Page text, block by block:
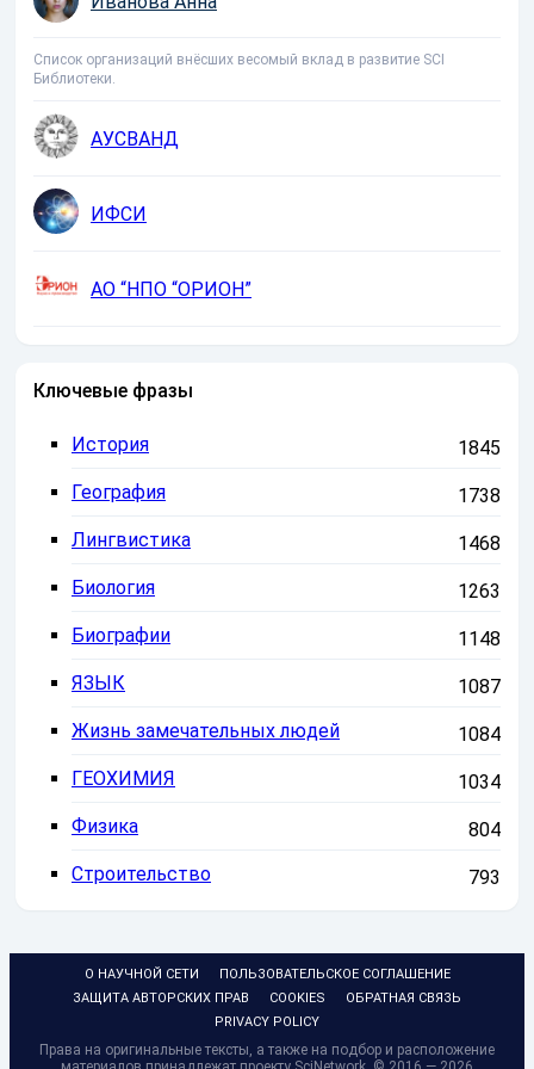
Список организаций внёсших весомый вклад в развитие SCI
Библиотеки.
АУСВАНД
ИФСИ
АО “НПО “ОРИОН”
Ключевые фразы
История
1845
География
1738
Лингвистика
1468
Биология
1263
Биографии
1148
ЯЗЫК
1087
Жизнь замечательных людей
1084
ГЕОХИМИЯ
1034
Физика
804
Строительство
793
О НАУЧНОЙ СЕТИ
ПОЛЬЗОВАТЕЛЬСКОЕ СОГЛАШЕНИЕ
ЗАЩИТА АВТОРСКИХ ПРАВ
COOKIES
ОБРАТНАЯ СВЯЗЬ
PRIVACY POLICY
Права на оригинальные тексты, а также на подбор и расположение